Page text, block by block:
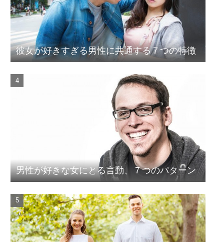
彼女が好きすぎる男性に共通する７つの特徴
男性が好きな女にとる言動、７つのパターン